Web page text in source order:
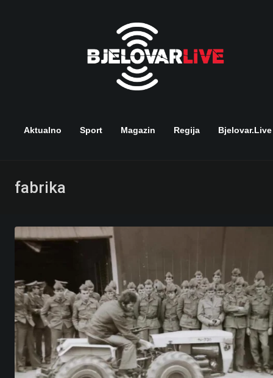
Aktualno Sport Magazin Regija Bjelovar.live
fabrika